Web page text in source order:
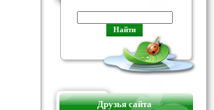
Друзья сайта